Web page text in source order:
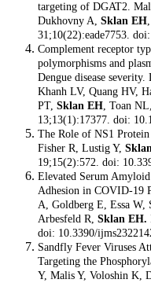
targeting of DGAT2.
Dukhovny A, Sklan EH
31;10(22):eade7753.
Complement receptor
polymorphisms and
Dengue disease
Khanh LV, Quang HV,
PT, Sklan EH, Toan
13;13(1):17377. doi:
The Role of NS1
Fisher R, Lustig Y,
19;15(2):572. doi:
Elevated Serum
Adhesion in COVID-19
A, Goldberg E, Essa W,
Arbesfeld R, Sklan EH.
doi: 10.3390/
Sandfly Fever Viruses
Targeting the
Y, Malis Y, Voloshin K,